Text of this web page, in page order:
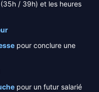
/ 39h) et les heures
pour conclure une
pour un futur salarié